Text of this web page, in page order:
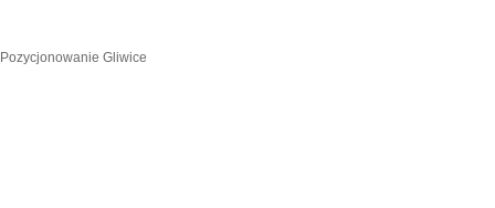
Pozycjonowanie Gliwice